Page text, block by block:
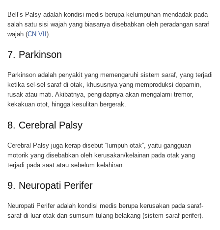
Bell’s Palsy adalah kondisi medis berupa kelumpuhan mendadak pada
salah satu sisi wajah yang biasanya disebabkan oleh peradangan saraf
wajah (CN VII ).
7. Parkinson
Parkinson adalah penyakit yang memengaruhi sistem saraf, yang terjadi
ketika sel-sel saraf di otak, khususnya yang memproduksi dopamin,
rusak atau mati. Akibatnya, pengidapnya akan mengalami tremor,
kekakuan otot, hingga kesulitan bergerak.
8. Cerebral Palsy
Cerebral Palsy juga kerap disebut “lumpuh otak”, yaitu gangguan
motorik yang disebabkan oleh kerusakan/kelainan pada otak yang
terjadi pada saat atau sebelum kelahiran.
9. Neuropati Perifer
Neuropati Perifer adalah kondisi medis berupa kerusakan pada saraf-
saraf di luar otak dan sumsum tulang belakang (sistem saraf perifer).